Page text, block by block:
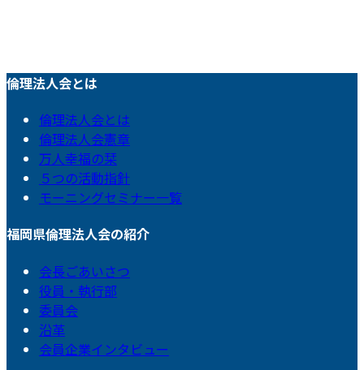
倫理法人会とは
倫理法人会とは
倫理法人会憲章
万人幸福の栞
５つの活動指針
モーニングセミナー一覧
福岡県倫理法人会の紹介
会長ごあいさつ
役員・執行部
委員会
沿革
会員企業インタビュー